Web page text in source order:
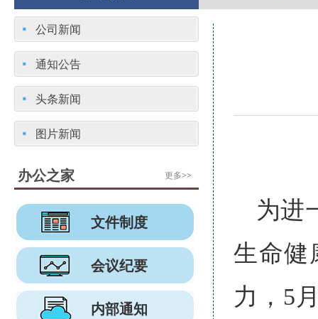
公司新闻
通知公告
头条新闻
图片新闻
更多>>
办公之家
文件制度
会议纪要
内部通知
为进
生命健
力，5